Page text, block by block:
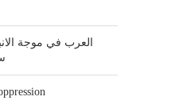
العرب في موجة